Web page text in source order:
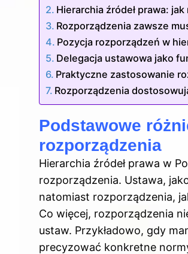
Hierarchia źródeł prawa:
Rozporządzenia zawsze
Pozycja rozporządzeń w
Delegacja ustawowa jako
Praktyczne zastosowanie
Rozporządzenia
Podstawowe
rozporządzenia
Hierarchia źródeł prawa w
rozporządzenia. Ustawa,
natomiast rozporządzenia,
Co więcej, rozporządzenia
ustaw. Przykładowo, gdy
precyzować konkretne